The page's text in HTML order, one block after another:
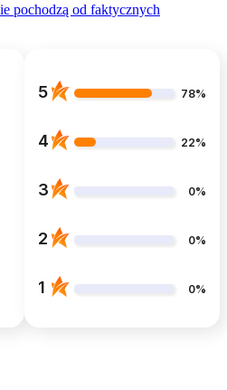
pochodzą od faktycznych
5 78%
4 22%
3 0%
2 0%
1 0%